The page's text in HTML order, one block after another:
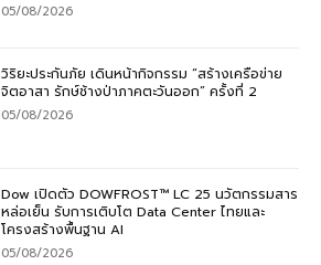
05/08/2026
วิริยะประกันภัย เดินหน้ากิจกรรม “สร้างเครือข่าย
จิตอาสา รักษ์ช้างป่าภาคตะวันออก” ครั้งที่ 2
05/08/2026
Dow เปิดตัว DOWFROST™ LC 25 นวัตกรรมสาร
หล่อเย็น รับการเติบโต Data Center ไทยและ
โครงสร้างพื้นฐาน AI
05/08/2026